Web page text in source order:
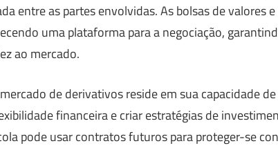
entre as partes envolvidas. As bolsas de valores
uma plataforma para a negociação,
ao mercado.
de derivativos reside em sua capacidade
financeira e criar estratégias de
pode usar contratos futuros para proteger-se